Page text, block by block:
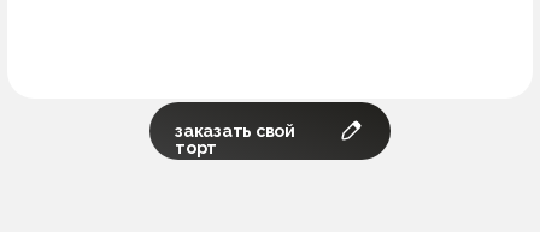
заказать свой
торт